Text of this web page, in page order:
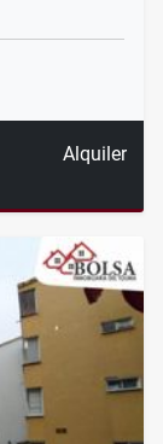
Alquiler